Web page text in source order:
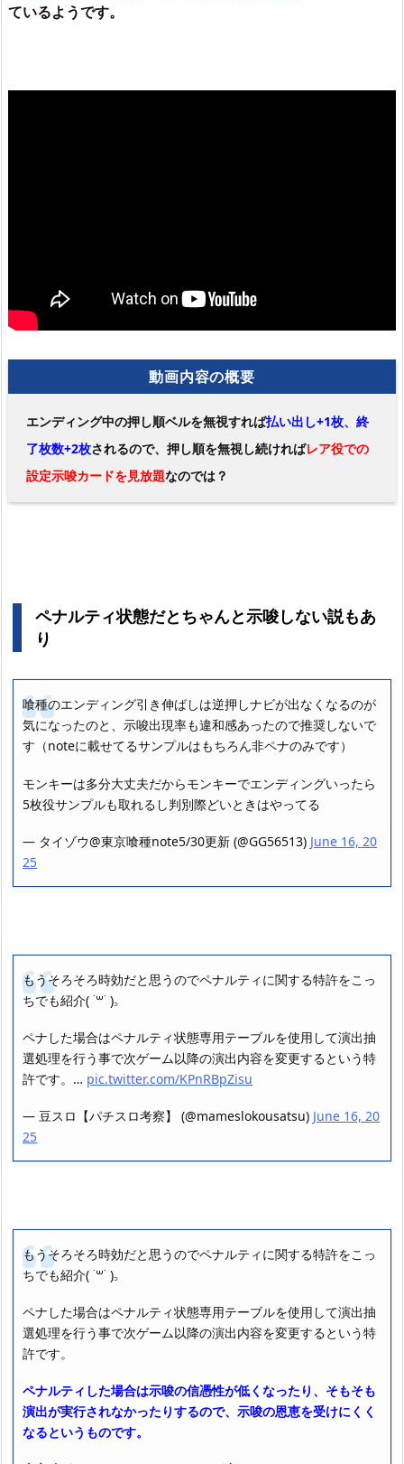
ているようです。
動画内容の概要
エンディング中の押し順ベルを無視すれば払い出し+1枚、終
了枚数+2枚されるので、押し順を無視し続ければレア役での
設定示唆カードを見放題なのでは？
ペナルティ状態だとちゃんと示唆しない説もあ
り
喰種のエンディング引き伸ばしは逆押しナビが出なくなるのが
気になったのと、示唆出現率も違和感あったので推奨しないで
す（noteに載せてるサンプルはもちろん非ペナのみです）
モンキーは多分大丈夫だからモンキーでエンディングいったら
5枚役サンプルも取れるし判別際どいときはやってる
— タイゾウ@東京喰種note5/30更新 (@GG56513) June 16, 20
25
もうそろそろ時効だと思うのでペナルティに関する特許をこっ
ちでも紹介( ˙꒳​˙ )꜆
ペナした場合はペナルティ状態専用テーブルを使用して演出抽
選処理を行う事で次ゲーム以降の演出内容を変更するという特
許です。… pic.twitter.com/KPnRBpZisu
— 豆スロ【パチスロ考察】 (@mameslokousatsu) June 16, 20
25
もうそろそろ時効だと思うのでペナルティに関する特許をこっ
ちでも紹介( ˙꒳​˙ )꜆
ペナした場合はペナルティ状態専用テーブルを使用して演出抽
選処理を行う事で次ゲーム以降の演出内容を変更するという特
許です。
ペナルティした場合は示唆の信憑性が低くなったり、そもそも
演出が実行されなかったりするので、示唆の恩恵を受けにくく
なるというものです。